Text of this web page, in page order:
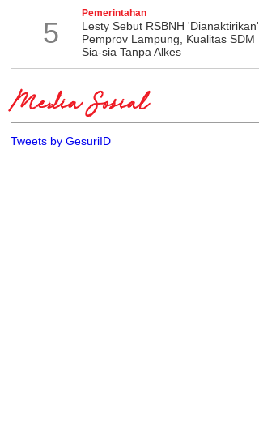
5
Pemerintahan
Lesty Sebut RSBNH 'Dianaktirikan'
Pemprov Lampung, Kualitas SDM
Sia-sia Tanpa Alkes
Media Sosial
Tweets by GesuriID